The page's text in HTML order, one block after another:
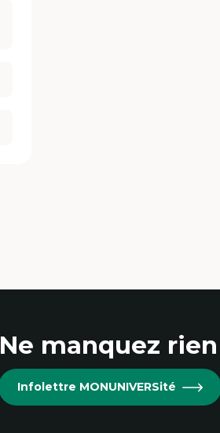
Ne manquez
Infolettre MONUNIVERSité